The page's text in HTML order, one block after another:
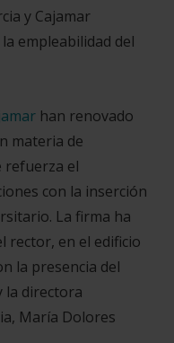
y Cajamar
empleabilidad del
han renovado
materia de
refuerza el
con la inserción
La firma ha
rector, en el edificio
la presencia del
la directora
María Dolores